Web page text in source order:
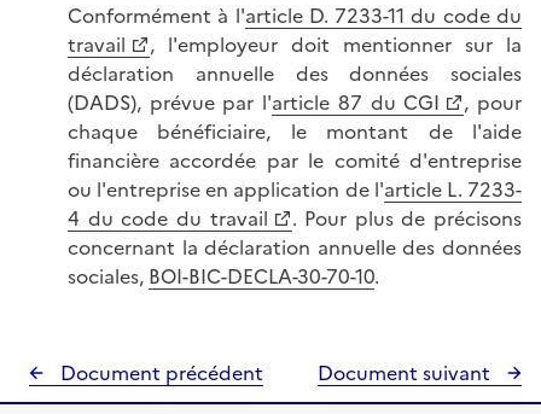
Conformément à l'article D. 7233-11 du code du
travail
, l'employeur doit mentionner sur la
déclaration annuelle des données sociales
(DADS), prévue par l'article 87 du CGI
, pour
chaque bénéficiaire, le montant de l'aide
financière accordée par le comité d'entreprise
ou l'entreprise en application de l'article L. 7233-
4 du code du travail
. Pour plus de précisons
concernant la déclaration annuelle des données
sociales, BOI-BIC-DECLA-30-70-10.
Document précédent Document suivant